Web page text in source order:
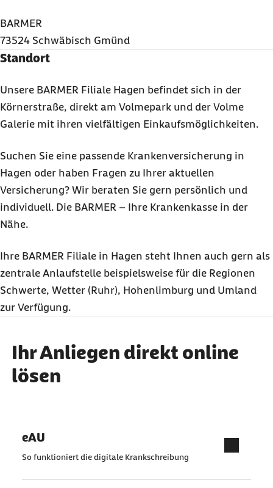
BARMER
73524 Schwäbisch Gmünd
Standort
Unsere BARMER Filiale Hagen befindet sich in der
Körnerstraße, direkt am Volmepark und der Volme
Galerie mit ihren vielfältigen Einkaufsmöglichkeiten.
Suchen Sie eine passende Krankenversicherung in
Hagen oder haben Fragen zu Ihrer aktuellen
Versicherung? Wir beraten Sie gern persönlich und
individuell. Die BARMER – Ihre Krankenkasse in der
Nähe.
Ihre BARMER Filiale in Hagen steht Ihnen auch gern als
zentrale Anlaufstelle beispielsweise für die Regionen
Schwerte, Wetter (Ruhr), Hohenlimburg und Umland
zur Verfügung.
Ihr Anliegen direkt online
lösen
eAU
So funktioniert die digitale Krankschreibung